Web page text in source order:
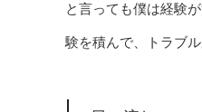
と言っても僕は経験
験を積んで、トラブ